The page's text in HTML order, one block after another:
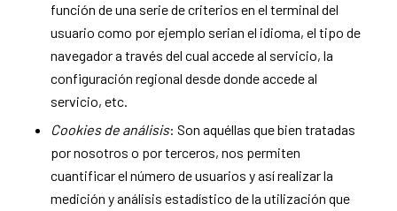
función de una serie de criterios en el terminal del
usuario como por ejemplo serian el idioma, el tipo de
navegador a través del cual accede al servicio, la
configuración regional desde donde accede al
servicio, etc.
Cookies de análisis: Son aquéllas que bien tratadas
por nosotros o por terceros, nos permiten
cuantificar el número de usuarios y así realizar la
medición y análisis estadístico de la utilización que